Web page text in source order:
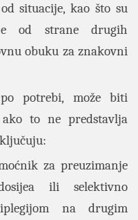
situacije, kao što su
od strane drugih
obuku za znakovni
po potrebi, može biti
to ne predstavlja
za preuzimanje
ili selektivno
na drugim